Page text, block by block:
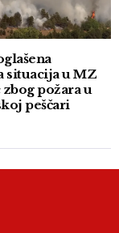
situacija u MZ
požara u
peščari